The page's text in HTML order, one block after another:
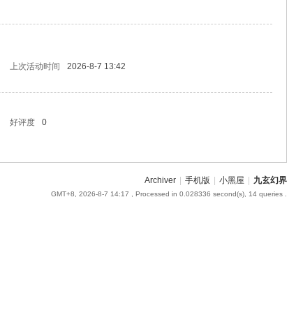
上次活动时间
2026-8-7 13:42
好评度
0
Archiver 手机版 小黑屋 九玄幻界
GMT+8, 2026-8-7 14:17 , Processed in 0.028336 second(s), 14 queries .